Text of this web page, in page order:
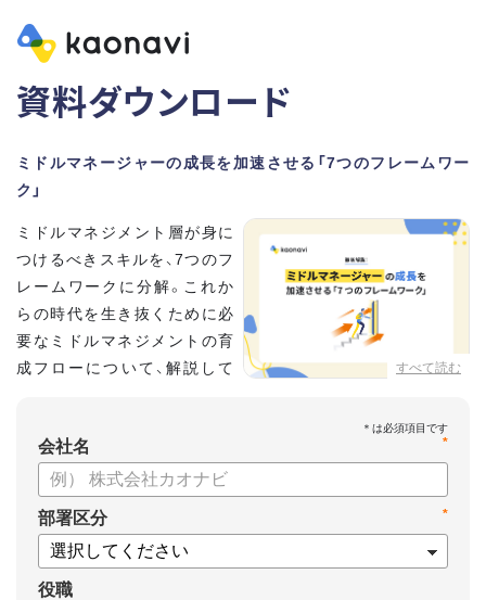
資料ダウンロード
ミドルマネージャーの成長を加速させる「7つのフレームワー
ク」
すべて読む
ミドルマネジメント層が身に
つけるべきスキルを、7つのフ
レームワークに分解。これか
らの時代を生き抜くために必
要なミドルマネジメントの育
成フローについて、解説して
【資料の内容】
・そもそも「マネジメント」とは？
・身につけるべき7つのフレームワーク
・ミドルマネジメント推進上の人事課題
*
会社名
*
部署区分
役職